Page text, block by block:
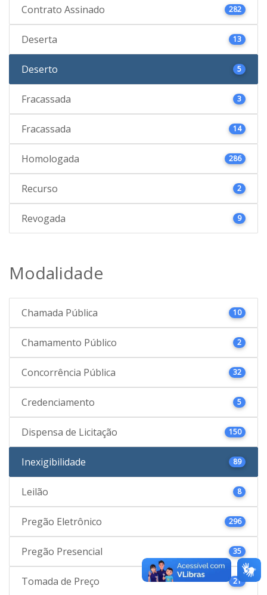
Contrato Assinado 282
Deserta 13
Deserto 5
Fracassada 3
Fracassada 14
Homologada 286
Recurso 2
Revogada 9
Modalidade
Chamada Pública 10
Chamamento Público 2
Concorrência Pública 32
Credenciamento 5
Dispensa de Licitação 150
Inexigibilidade 89
Leilão 8
Pregão Eletrônico 296
Pregão Presencial 35
Tomada de Preço 21